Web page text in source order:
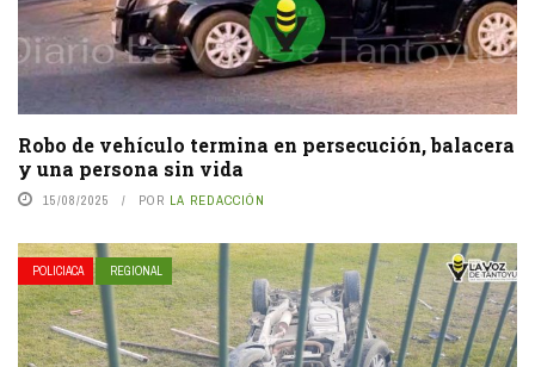
Robo de vehículo termina en persecución, balacera
y una persona sin vida
15/08/2025 POR LA REDACCIÓN
POLICIACA REGIONAL